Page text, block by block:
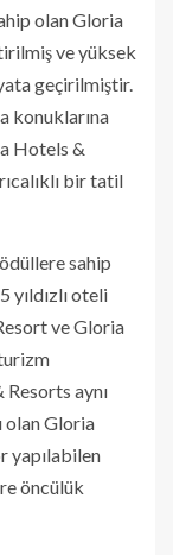
olan Gloria
ve yüksek
geçirilmiştir.
konuklarına
Hotels &
bir tatil
sahip
yıldızlı oteli
ve Gloria
aynı
olan Gloria
yapılabilen
öncülük